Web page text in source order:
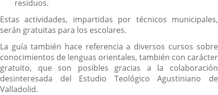
residuos.
Estas actividades, impartidas por técnicos municipales,
serán gratuitas para los escolares.
La guía también hace referencia a diversos cursos sobre
conocimientos de lenguas orientales, también con carácter
gratuito, que son posibles gracias a la colaboración
desinteresada del Estudio Teológico Agustiniano de
Valladolid.